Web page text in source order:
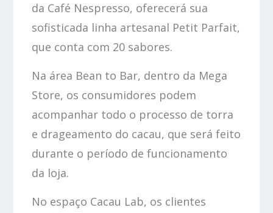
da Café Nespresso, oferecerá sua
sofisticada linha artesanal Petit Parfait,
que conta com 20 sabores.
Na área Bean to Bar, dentro da Mega
Store, os consumidores podem
acompanhar todo o processo de torra
e drageamento do cacau, que será feito
durante o período de funcionamento
da loja.
No espaço Cacau Lab, os clientes